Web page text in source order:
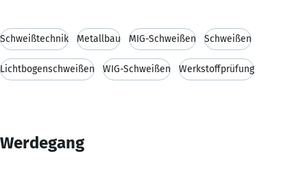
Schweißtechnik Metallbau MIG-Schweißen Schweißen
Lichtbogenschweißen WIG-Schweißen Werkstoffprüfung
Werdegang